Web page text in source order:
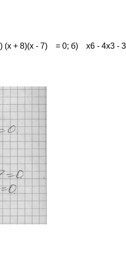
(х + 8)(х - 7) = 0; б) х6 -